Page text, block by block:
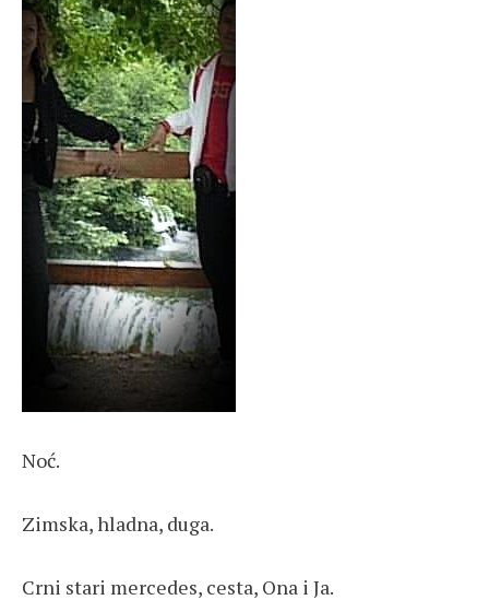
Noć.
Zimska, hladna, duga.
Crni stari mercedes, cesta, Ona i Ja.